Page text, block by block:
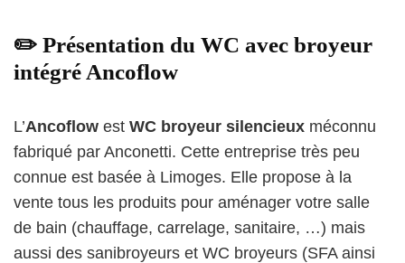
✏️ Présentation du WC avec broyeur
intégré Ancoflow
L’Ancoflow est WC broyeur silencieux méconnu
fabriqué par Anconetti. Cette entreprise très peu
connue est basée à Limoges. Elle propose à la
vente tous les produits pour aménager votre salle
de bain (chauffage, carrelage, sanitaire, …) mais
aussi des sanibroyeurs et WC broyeurs (SFA ainsi